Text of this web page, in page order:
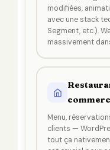
modifiées,
avec une stack
Segment, etc.).
massivement
Menu,
clients —
tout ça